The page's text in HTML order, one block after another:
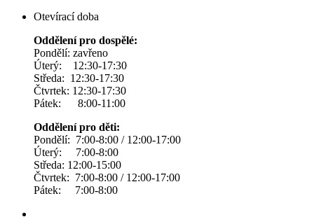
Otevírací doba
Oddělení pro dospělé:
Pondělí: zavřeno
Úterý: 12:30-17:30
Středa: 12:30-17:30
Čtvrtek: 12:30-17:30
Pátek: 8:00-11:00
Oddělení pro děti:
Pondělí: 7:00-8:00 / 12:00-17:00
Úterý: 7:00-8:00
Středa: 12:00-15:00
Čtvrtek: 7:00-8:00 / 12:00-17:00
Pátek: 7:00-8:00